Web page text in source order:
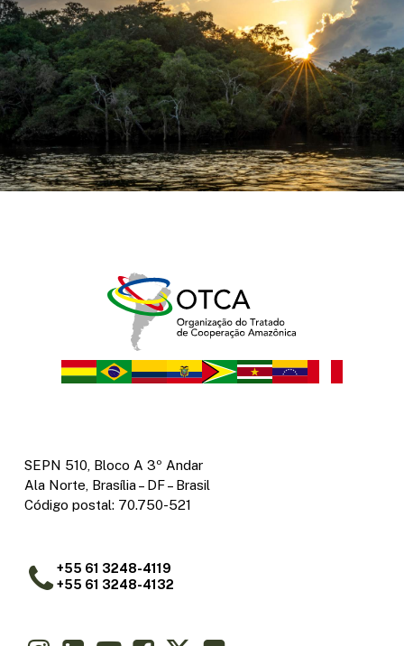
SEPN 510, Bloco A 3º Andar
Ala Norte, Brasília – DF – Brasil
Código postal: 70.750-521
+55 61 3248-4119
+55 61 3248-4132